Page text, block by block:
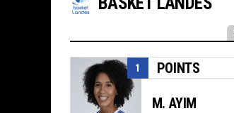
POINTS
1
M. AYIM